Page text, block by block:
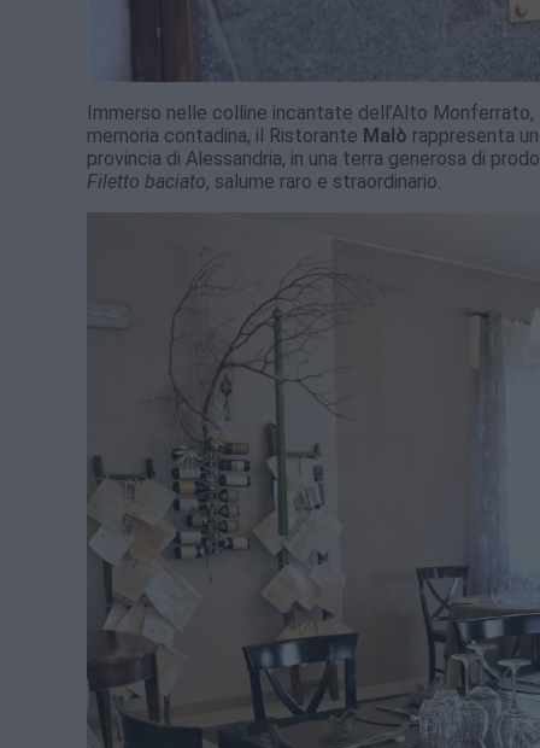
Immerso nelle colline incantate dell’Alto
memoria contadina, il Ristorante Malò rappresenta
provincia di Alessandria, in una terra generosa di
Filetto baciato, salume raro e straordinario.